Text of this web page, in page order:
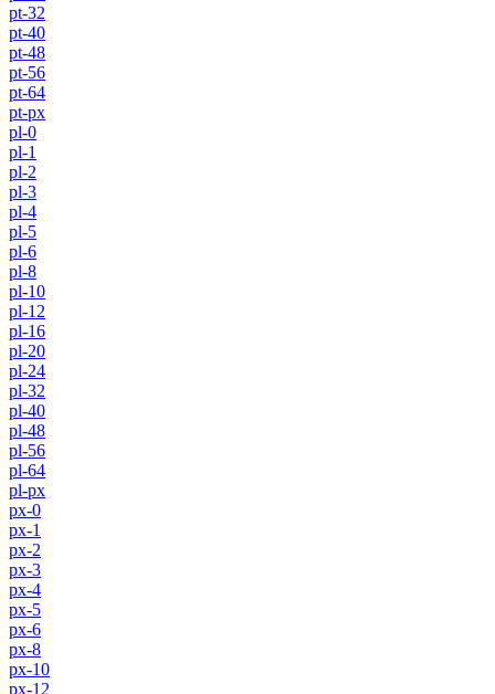
pt-32
pt-40
pt-48
pt-56
pt-64
pt-px
pl-0
pl-1
pl-2
pl-3
pl-4
pl-5
pl-6
pl-8
pl-10
pl-12
pl-16
pl-20
pl-24
pl-32
pl-40
pl-48
pl-56
pl-64
pl-px
px-0
px-1
px-2
px-3
px-4
px-5
px-6
px-8
px-10
px-12